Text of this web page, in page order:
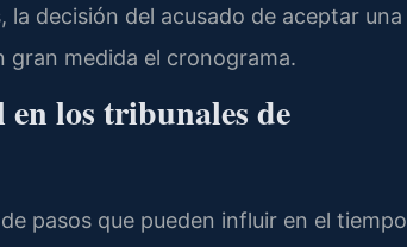
decisión del acusado de aceptar una
gran medida el cronograma.
en los tribunales de
pasos que pueden influir en el tiempo